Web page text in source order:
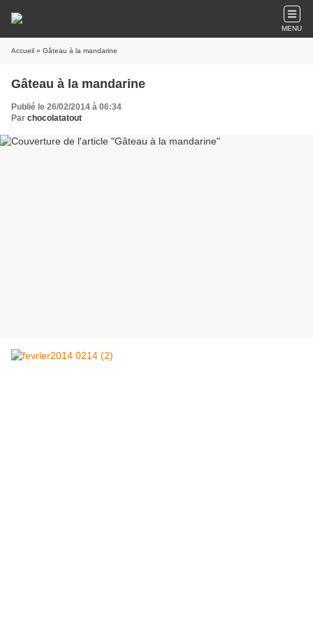
MENU
Accueil » Gâteau à la mandarine
Gâteau à la mandarine
Publié le 26/02/2014 à 06:34
Par chocolatatout